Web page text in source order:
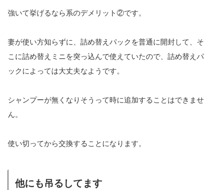
強いて挙げるなら系のデメリット②です。
妻が使い方知らずに、詰め替えパックを普通に開封して、そ
こに詰め替えミニを突っ込んで使えていたので、詰め替えパ
ックによっては大丈夫なようです。
シャンプーが無くなりそうって時に追加することはできませ
ん。
使い切ってから交換することになります。
他にも吊るしてます